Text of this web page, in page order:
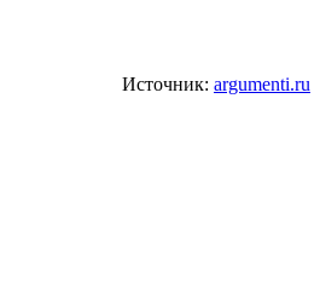
Источник: argumenti.ru